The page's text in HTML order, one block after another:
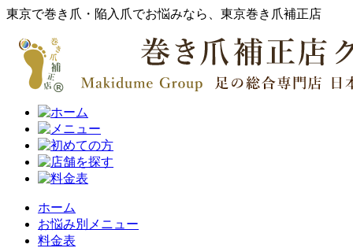
東京で巻き爪・陥入爪でお悩みなら、東京巻き爪補正店
ホーム
お悩み別メニュー
料金表